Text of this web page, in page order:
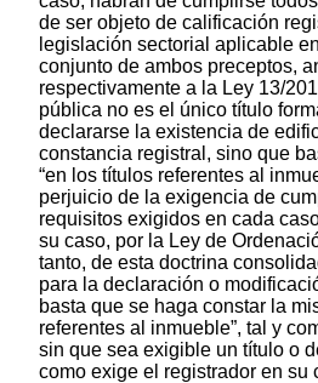
de ser objeto de calificación
legislación sectorial aplicable
conjunto de ambos preceptos,
respectivamente a la Ley 13/
pública no es el único título
declararse la existencia de
constancia registral, sino que
“en los títulos referentes al
perjuicio de la exigencia de
requisitos exigidos en cada
su caso, por la Ley de
tanto, de esta doctrina
para la declaración o
basta que se haga constar la
referentes al inmueble”, tal y
sin que sea exigible un título o
como exige el registrador en su